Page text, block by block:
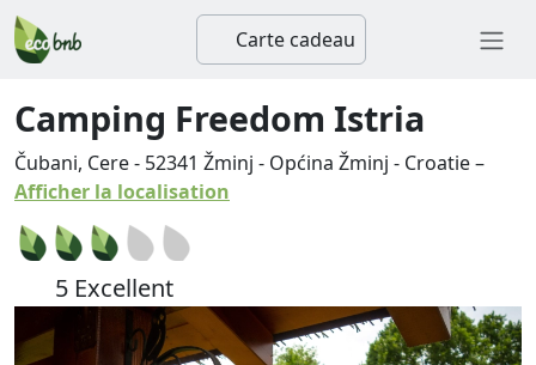
Carte cadeau
Camping Freedom Istria
Čubani, Cere- 52341 Žminj - Općina Žminj - Croatie–
Afficher la localisation
5 Excellent